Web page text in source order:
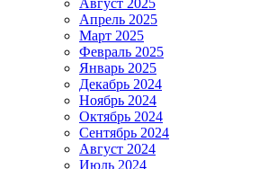
Апрель 2025
Март 2025
Февраль 2025
Январь 2025
Декабрь 2024
Ноябрь 2024
Октябрь 2024
Сентябрь 2024
Август 2024
Июль 2024